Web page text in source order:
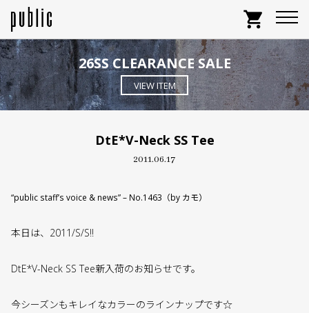
shopping_cart
26SS CLEARANCE SALE
VIEW ITEM
DtE*V-Neck SS Tee
2011.06.17
“public staff’s voice & news” – No.1463（by カモ）
本日は、2011/S/S!!
DtE*V-Neck SS Tee新入荷のお知らせです。
今シーズンもキレイなカラーのラインナップです☆